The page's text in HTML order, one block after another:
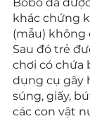
khác chứng
(mẫu) không
Sau đó trẻ
chơi có chứa
dụng cụ gây
súng, giấy,
các con vật